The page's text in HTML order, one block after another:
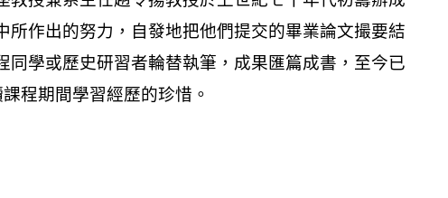
作出的努力，自發地把他們提交的畢業論文撮要結
學或歷史研習者輪替執筆，成果匯篇成書，至今已
程期間學習經歷的珍惜。